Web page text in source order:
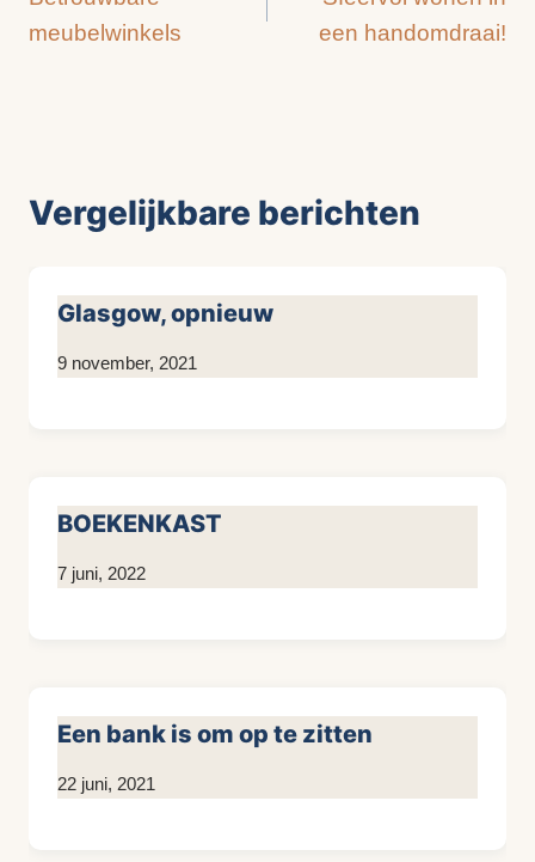
meubelwinkels
een handomdraai!
Vergelijkbare berichten
Glasgow, opnieuw
Door
9 november, 2021
BOEKENKAST
Door
7 juni, 2022
Een bank is om op te zitten
Door
22 juni, 2021